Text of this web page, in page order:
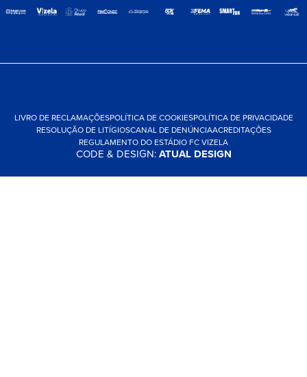
LIVRO DE RECLAMAÇÕESPOLÍTICA DE COOKIESPOLÍTICA DE PRIVACIDADE
RESOLUÇÃO DE LITÍGIOSCANAL DE DENÚNCIAACREDITAÇÕES
REGULAMENTO DO ESTÁDIO FC VIZELA
CODE & DESIGN:ATUAL DESIGN